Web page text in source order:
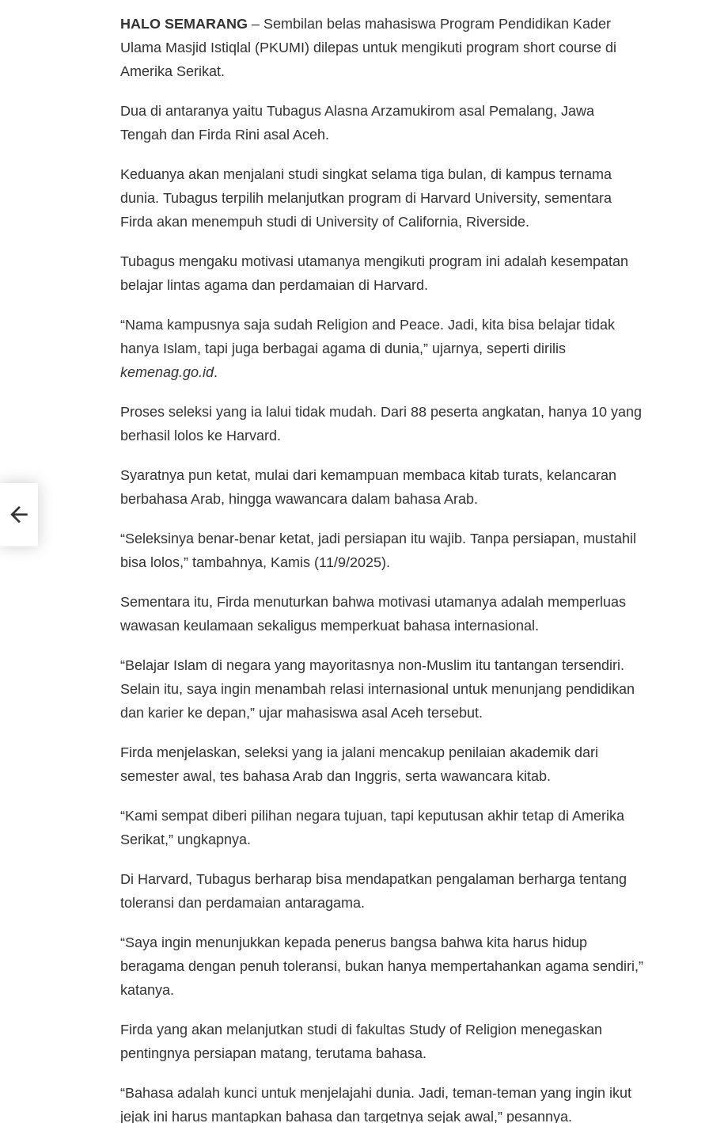
HALO SEMARANG – Sembilan belas mahasiswa Program Pendidikan Kader
Ulama Masjid Istiqlal (PKUMI) dilepas untuk mengikuti program short course di
Amerika Serikat.
Dua di antaranya yaitu Tubagus Alasna Arzamukirom asal Pemalang, Jawa
Tengah dan Firda Rini asal Aceh.
Keduanya akan menjalani studi singkat selama tiga bulan, di kampus ternama
dunia. Tubagus terpilih melanjutkan program di Harvard University, sementara
Firda akan menempuh studi di University of California, Riverside.
Tubagus mengaku motivasi utamanya mengikuti program ini adalah kesempatan
belajar lintas agama dan perdamaian di Harvard.
“Nama kampusnya saja sudah Religion and Peace. Jadi, kita bisa belajar tidak
hanya Islam, tapi juga berbagai agama di dunia,” ujarnya, seperti dirilis
kemenag.go.id.
Proses seleksi yang ia lalui tidak mudah. Dari 88 peserta angkatan, hanya 10 yang
berhasil lolos ke Harvard.
Syaratnya pun ketat, mulai dari kemampuan membaca kitab turats, kelancaran
berbahasa Arab, hingga wawancara dalam bahasa Arab.
“Seleksinya benar-benar ketat, jadi persiapan itu wajib. Tanpa persiapan, mustahil
bisa lolos,” tambahnya, Kamis (11/9/2025).
Sementara itu, Firda menuturkan bahwa motivasi utamanya adalah memperluas
wawasan keulamaan sekaligus memperkuat bahasa internasional.
“Belajar Islam di negara yang mayoritasnya non-Muslim itu tantangan tersendiri.
Selain itu, saya ingin menambah relasi internasional untuk menunjang pendidikan
dan karier ke depan,” ujar mahasiswa asal Aceh tersebut.
Firda menjelaskan, seleksi yang ia jalani mencakup penilaian akademik dari
semester awal, tes bahasa Arab dan Inggris, serta wawancara kitab.
“Kami sempat diberi pilihan negara tujuan, tapi keputusan akhir tetap di Amerika
Serikat,” ungkapnya.
Di Harvard, Tubagus berharap bisa mendapatkan pengalaman berharga tentang
toleransi dan perdamaian antaragama.
“Saya ingin menunjukkan kepada penerus bangsa bahwa kita harus hidup
beragama dengan penuh toleransi, bukan hanya mempertahankan agama sendiri,”
katanya.
Firda yang akan melanjutkan studi di fakultas Study of Religion menegaskan
pentingnya persiapan matang, terutama bahasa.
“Bahasa adalah kunci untuk menjelajahi dunia. Jadi, teman-teman yang ingin ikut
jejak ini harus mantapkan bahasa dan targetnya sejak awal,” pesannya.